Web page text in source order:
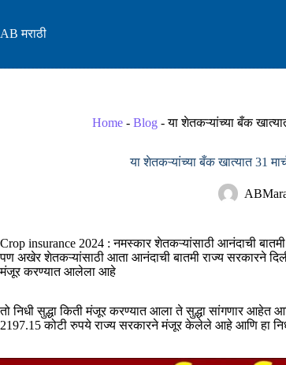
content
AB मराठी
Home- Blog-या शेतकऱ्यांच्या बँक
या शेतकऱ्यांच्या बँक खात्यात 31
Crop insurance 2024 : नमस्कार शेतकऱ्यांसाठी आनंदाची
पण अखेर शेतकऱ्यांसाठी आता आनंदाची बातमी राज्य सरकारने
मंजूर करण्यात आलेला आहे
तो निधी सुद्धा किती मंजूर करण्यात आला ते सुद्धा सांगणार आहेत
2197.15 कोटी रुपये राज्य सरकारने मंजूर केलेले आहे आणि हा